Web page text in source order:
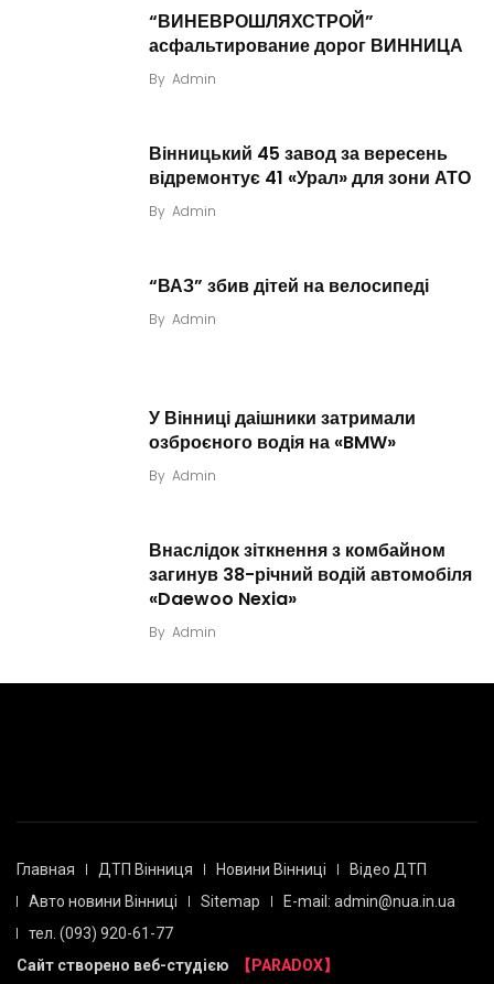
“ВИНЕВРОШЛЯХСТРОЙ”
асфальтирование дорог ВИННИЦА
By Admin
Вінницький 45 завод за вересень
відремонтує 41 «Урал» для зони АТО
By Admin
“ВАЗ” збив дітей на велосипеді
By Admin
У Вінниці даішники затримали
озброєного водія на «BMW»
By Admin
Внаслідок зіткнення з комбайном
загинув 38-річний водій автомобіля
«Daewoo Nexia»
By Admin
Главная ДТП Вінниця Новини Вінниці
Відео ДТП
Авто новини Вінниці
Sitemap
E-mail: admin@nua.in.ua
тел. (093) 920-61-77
Сайт створено веб-студією
【PARADOX】